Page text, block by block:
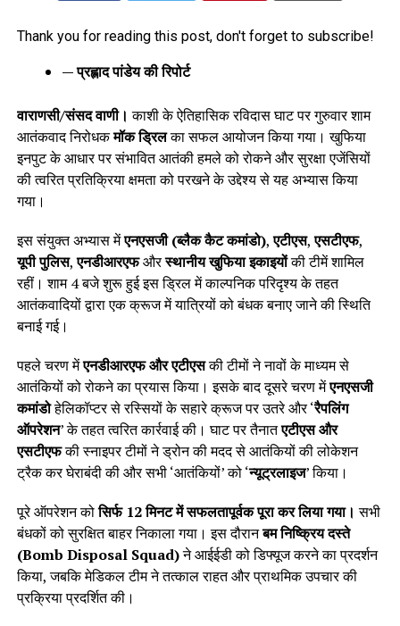
Thank you for reading this post, don't forget to subscribe!
— प्रह्लाद पांडेय की रिपोर्ट
वाराणसी/संसद वाणी।काशी के ऐतिहासिक रविदास घाट पर गुरुवार शाम
आतंकवाद निरोधकमॉक ड्रिलका सफल आयोजन किया गया। खुफिया
इनपुट के आधार पर संभावित आतंकी हमले को रोकने और सुरक्षा एजेंसियों
की त्वरित प्रतिक्रिया क्षमता को परखने के उद्देश्य से यह अभ्यास किया
गया।
इस संयुक्त अभ्यास मेंएनएसजी (ब्लैक कैट कमांडो),एटीएस,एसटीएफ,
यूपी पुलिस,एनडीआरएफऔरस्थानीय खुफिया इकाइयोंकी टीमें शामिल
रहीं। शाम 4 बजे शुरू हुई इस ड्रिल में काल्पनिक परिदृश्य के तहत
आतंकवादियों द्वारा एक क्रूज में यात्रियों को बंधक बनाए जाने की स्थिति
बनाई गई।
पहले चरण मेंएनडीआरएफ और एटीएसकी टीमों ने नावों के माध्यम से
आतंकियों को रोकने का प्रयास किया। इसके बाद दूसरे चरण मेंएनएसजी
कमांडोहेलिकॉप्टर से रस्सियों के सहारे क्रूज पर उतरे और ‘रैपलिंग
ऑपरेशन’ के तहत त्वरित कार्रवाई की। घाट पर तैनातएटीएस और
एसटीएफकी स्नाइपर टीमों ने ड्रोन की मदद से आतंकियों की लोकेशन
ट्रैक कर घेराबंदी की और सभी ‘आतंकियों’ को ‘न्यूट्रलाइज’ किया।
पूरे ऑपरेशन कोसिर्फ 12 मिनट में सफलतापूर्वक पूरा कर लिया गया। सभी
बंधकों को सुरक्षित बाहर निकाला गया। इस दौरानबम निष्क्रिय दस्ते
(Bomb Disposal Squad)ने आईईडी को डिफ्यूज करने का प्रदर्शन
किया, जबकि मेडिकल टीम ने तत्काल राहत और प्राथमिक उपचार की
प्रक्रिया प्रदर्शित की।